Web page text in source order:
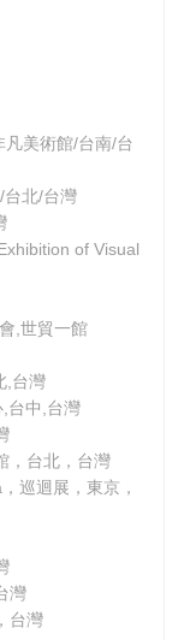
美術館/台南/台
台北/台灣
of Visual
,世貿一館
,台灣
台中,台灣
，台北，台灣
巡迴展，東京，
灣
台灣